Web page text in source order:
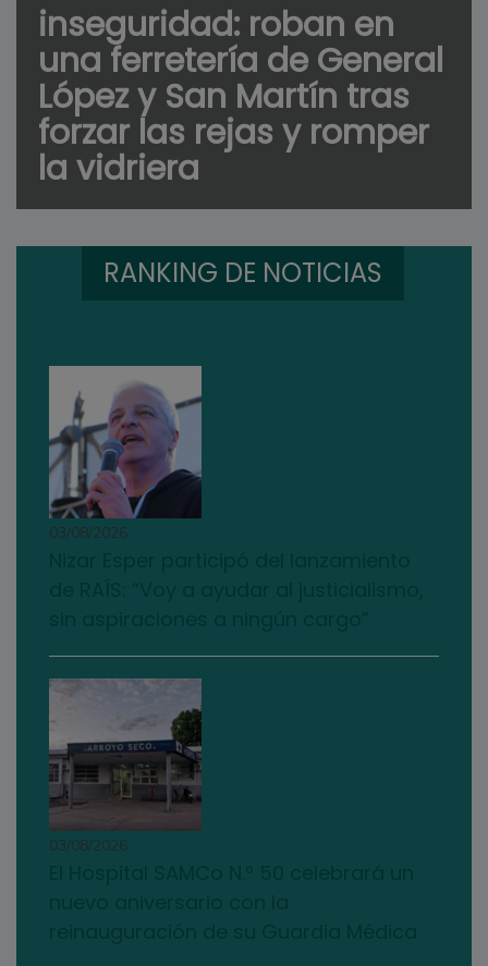
inseguridad: roban en
una ferretería de General
López y San Martín tras
forzar las rejas y romper
la vidriera
RANKING DE NOTICIAS
03/08/2026
03/08/2026